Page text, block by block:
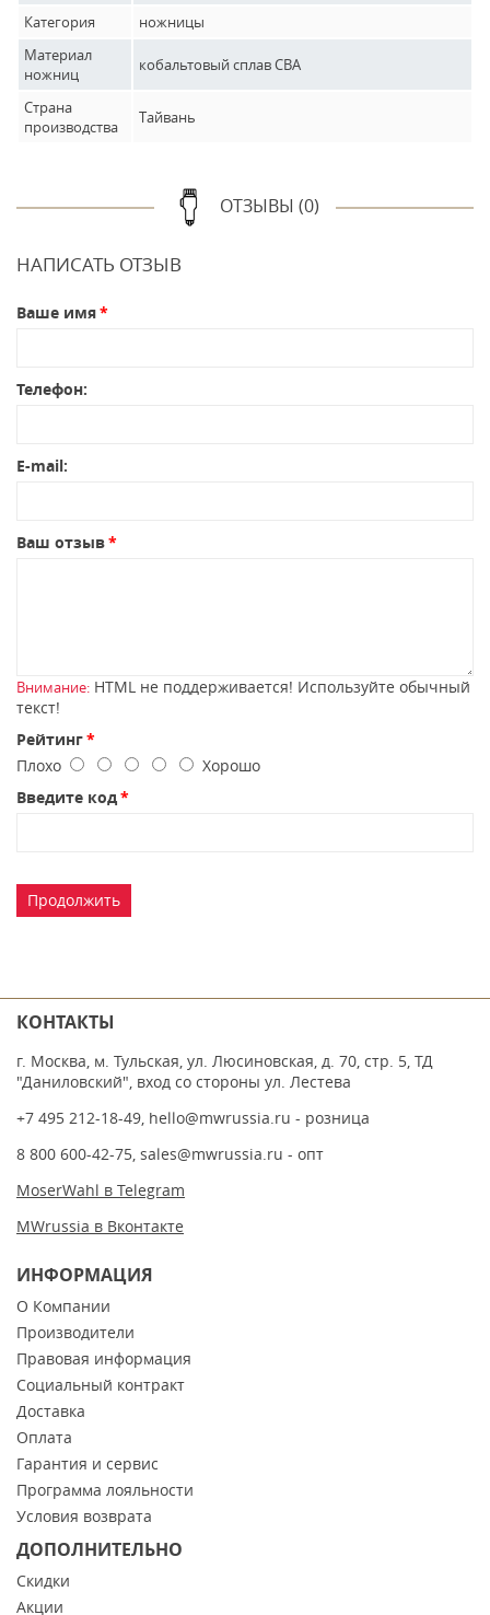
Категория
ножницы
Материал
ножниц
кобальтовый сплав CBA
Страна
производства
Тайвань
ОТЗЫВЫ (0)
НАПИСАТЬ ОТЗЫВ
Ваше имя
Телефон:
E-mail:
Ваш отзыв
Внимание: HTML не поддерживается! Используйте обычный
текст!
Рейтинг
Плохо
Хорошо
Введите код
Продолжить
КОНТАКТЫ
г. Москва, м. Тульская, ул. Люсиновская, д. 70, стр. 5, ТД
"Даниловский", вход со стороны ул. Лестева
+7 495 212-18-49, hello@mwrussia.ru - розница
8 800 600-42-75, sales@mwrussia.ru - опт
MoserWahl в Telegram
MWrussia в Вконтакте
ИНФОРМАЦИЯ
О Компании
Производители
Правовая информация
Социальный контракт
Доставка
Оплата
Гарантия и сервис
Программа лояльности
Условия возврата
ДОПОЛНИТЕЛЬНО
Скидки
Акции